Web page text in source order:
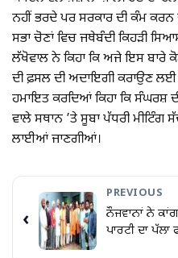
ਨਹੀਂ ਭਰਦੇ ਪਰ ਸਰਕਾਰ ਦੀ ਕੰਮ ਕਰਨ
ਸਭਾ ਚੋਣਾਂ ਵਿਚ ਜਥੇਬੰਦੀ ਕਿਹੜੀ
ਲੱਖੋਵਾਲ ਨੇ ਕਿਹਾ ਕਿ ਅਜੇ ਇਸ ਬਾਰੇ
ਦੀ ਫ਼ਸਲ ਦੀ ਅਦਾਇਗੀ ਕਰਾਉਣ
ਹਮਾਇਤ ਕਰਦਿਆਂ ਕਿਹਾ ਕਿ ਸੰਘਰਸ਼
ਵਾਲੇ ਸਥਾਨ ’ਤੇ ਸੂਬਾ ਪੱਧਰੀ
ਲਾਈਆਂ ਜਾਣਗੀਆਂ।
‹
PREVIOUS
ਨੌਜਵਾਨਾਂ ਨੇ
ਪਾਰਟੀ ਦਾ ਪੱਲਾ